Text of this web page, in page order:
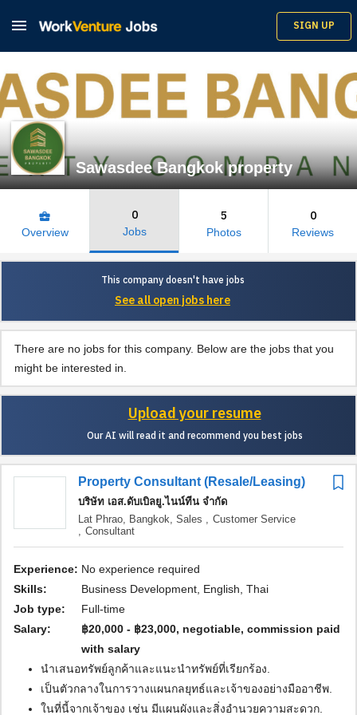
 SIGN UP
Sawasdee Bangkok property
business_center
Overview
0
Jobs
5
Photos
0
Reviews
This company doesn't have jobs
See all open jobs here
There are no jobs for this company. Below are the jobs that you
might be interested in.
Upload your resume
Our AI will read it and recommend you best jobs
Property Consultant (Resale/Leasing)
บริษัท เอส.ดับเบิลยู.ไนน์ทีน จำกัด
Lat Phrao, Bangkok, Sales , Customer Service
, Consultant
Experience:
No experience required
Skills:
Business Development, English, Thai
Job type:
Full-time
Salary:
฿20,000 - ฿23,000, negotiable, commission paid
with salary
นำเสนอทรัพย์ลูกค้าและแนะนำทรัพย์ที่เรียกร้อง.
เป็นตัวกลางในการวางแผนกลยุทธ์และเจ้าของอย่างมืออาชีพ.
ในที่นี้จากเจ้าของ เช่น มีแผนผังและสิ่งอำนวยความสะดวก.